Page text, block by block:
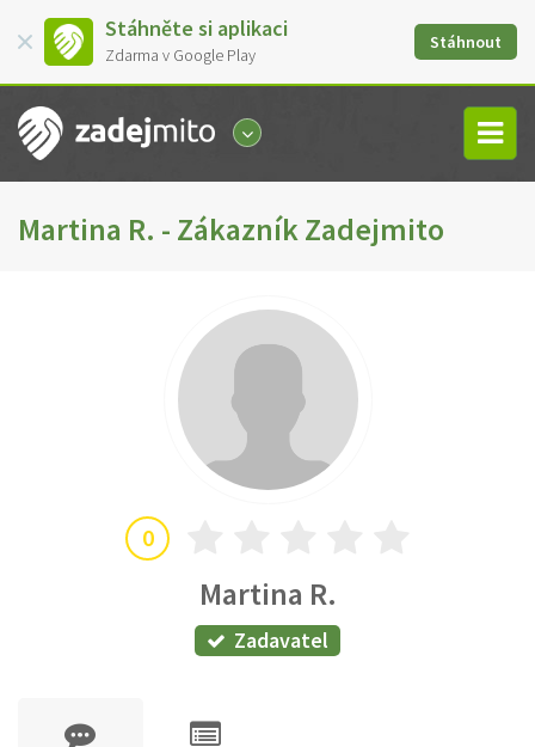
Stáhněte si aplikaci
Zdarma v Google Play
Stáhnout
Martina R. - Zákazník Zadejmito
0
Martina R.
Zadavatel